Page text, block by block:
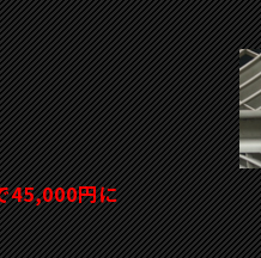
円に